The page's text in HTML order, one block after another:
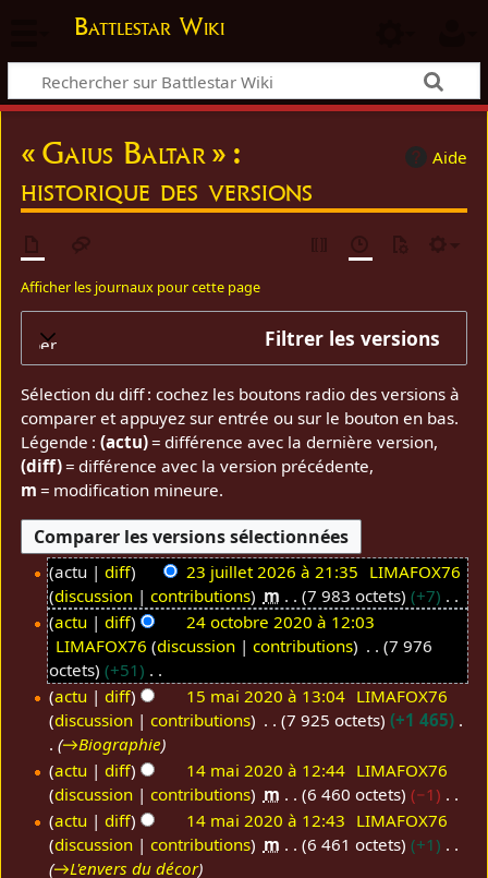
Battlestar Wiki
Aide
« Gaius Baltar » :
historique des versions
Afficher les journaux pour cette page
Filtrer les versions
Sélection du diff : cochez les boutons radio des versions à
comparer et appuyez sur entrée ou sur le bouton en bas.
Légende :(actu)= différence avec la dernière version,
(diff)= différence avec la version précédente,
m = modification mineure.
actu diff 23 juillet 2026 à 21:35 LIMAFOX76
discussion
contributions m 7 983 octets
+7
A
u
c
u
n
é
s
u
m
é
actu diff
24 octobre 2020 à 12:03
LIMAFOX76 discussion contributions
7 976
octets
+51
A
u
u
n
r
é
s
m
actu diff 15 mai 2020 à 13:04 LIMAFOX76
discussion
contributions 7 925 octets
+1 465
→Biographie
actu diff 14 mai 2020 à 12:44 LIMAFOX76
discussion
contributions m 6 460 octets
−1
A
u
c
actu diff 14 mai 2020 à 12:43 LIMAFOX76
discussion
contributions m 6 461 octets
+1
→L'envers du décor